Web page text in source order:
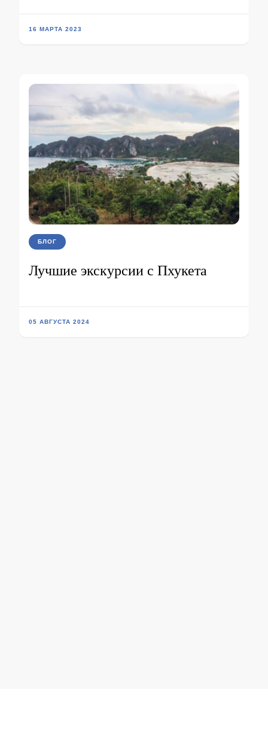
16 МАРТА 2023
БЛОГ
Лучшие экскурсии с Пхукета
05 АВГУСТА 2024